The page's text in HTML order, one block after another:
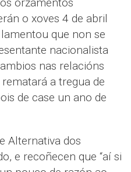
orzamentos
o xoves 4 de abril
que non se
nacionalista
nas relacións
a tregua de
de case un ano de
Alternativa dos
e recoñecen que “aí si